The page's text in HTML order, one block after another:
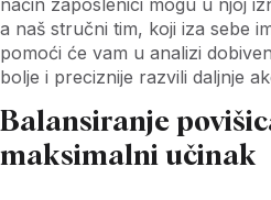
a naš stručni tim, koji iza sebe
pomoći će vam u analizi
bolje i preciznije razvili daljnje
Balansiranje
maksimalni učinak